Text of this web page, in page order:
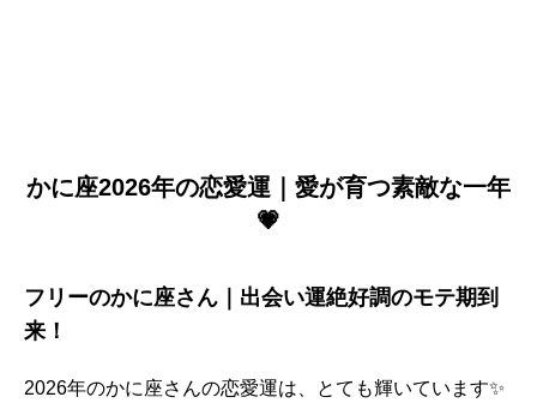
かに座2026年の恋愛運｜愛が育つ素敵な一年
💗
フリーのかに座さん｜出会い運絶好調のモテ期到
来！
2026年のかに座さんの恋愛運は、とても輝いています✨